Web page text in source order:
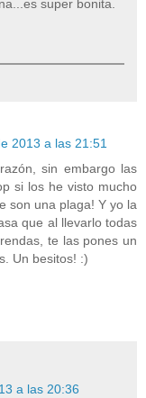
super bonita.
2013 a las 21:51
sin embargo las
si los he visto mucho
son una plaga! Y yo la
que al llevarlo todas
te las pones un
Un besitos! :)
a las 20:36